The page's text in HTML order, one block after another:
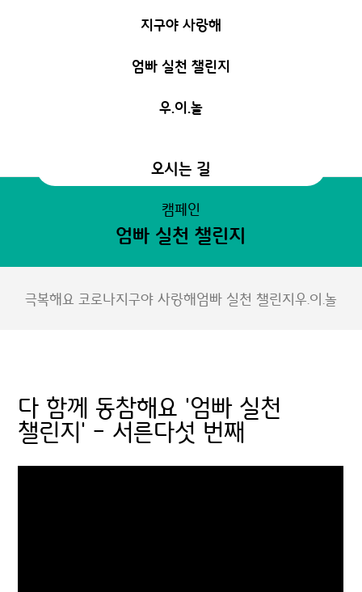
지구야 사랑해
엄빠 실천 챌린지
우.이.놀
오시는 길
캠페인
엄빠 실천 챌린지
극복해요 코로나지구야 사랑해엄빠 실천 챌린지우.이.놀
다 함께 동참해요 '엄빠 실천
챌린지' - 서른다섯 번째